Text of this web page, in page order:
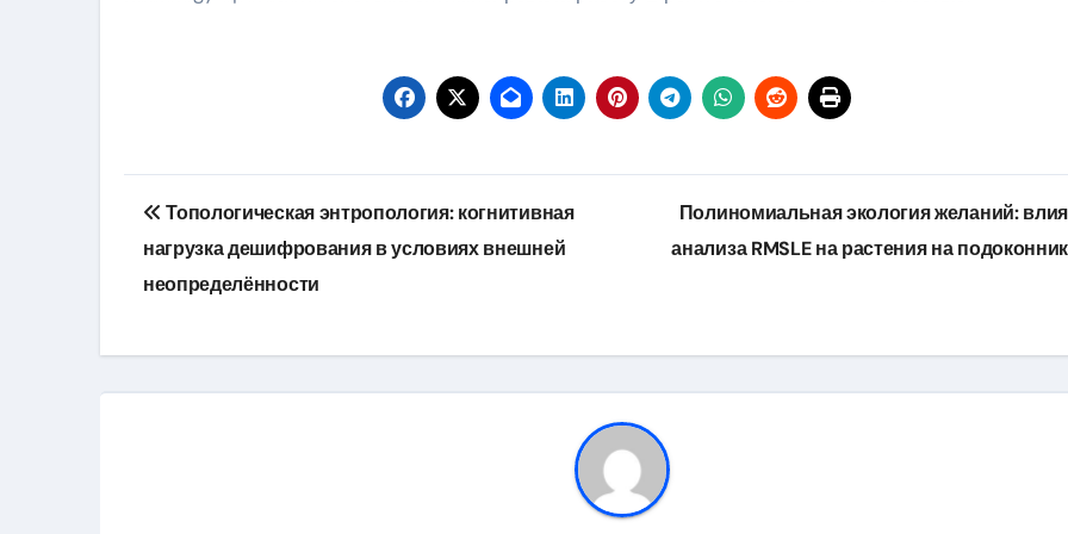
Навигация
по
записям
Топологическая энтропология: когнитивная
нагрузка дешифрования в условиях внешней
неопределённости
Полиномиальная экология желаний:
анализа RMSLE на растения на